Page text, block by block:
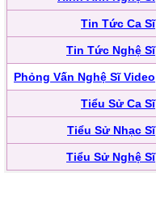
Tin Tức Ca Sĩ
Tin Tức Nghệ Sĩ
Phỏng Vấn Nghệ Sĩ Video
Tiểu Sử Ca Sĩ
Tiểu Sử Nhạc Sĩ
Tiểu Sử Nghệ Sĩ